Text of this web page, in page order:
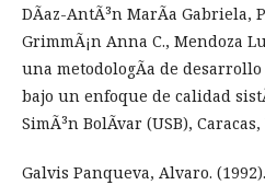
DÃ­az-AntÃ³n MarÃ­a Gabriela,
GrimmÃ¡n Anna C., Mendoza
una metodologÃ­a de
bajo un enfoque de calidad
SimÃ³n BolÃ­var (USB),
Galvis Panqueva, Alvaro.